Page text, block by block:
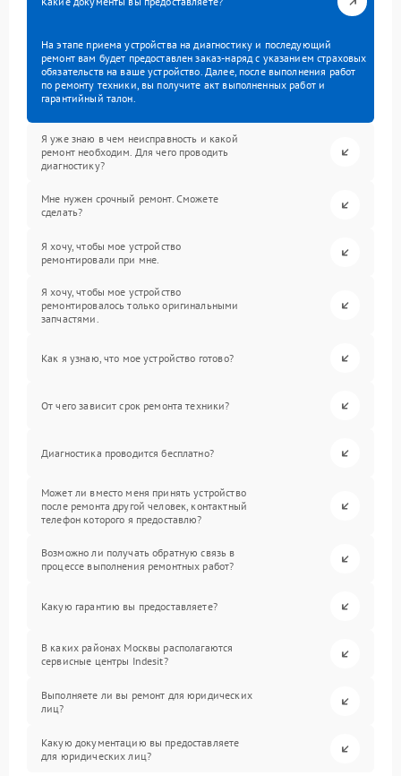
На этапе приема устройства на диагностику и последующий
ремонт вам будет предоставлен заказ-наряд с указанием страховых
обязательств на ваше устройство. Далее, после выполнения работ
по ремонту техники, вы получите акт выполненных работ и
гарантийный талон.
Я уже знаю в чем неисправность и какой
ремонт необходим. Для чего проводить
диагностику?
Мне нужен срочный ремонт. Сможете
сделать?
Я хочу, чтобы мое устройство
ремонтировали при мне.
Я хочу, чтобы мое устройство
ремонтировалось только оригинальными
запчастями.
Как я узнаю, что мое устройство готово?
От чего зависит срок ремонта техники?
Диагностика проводится бесплатно?
Может ли вместо меня принять устройство
после ремонта другой человек, контактный
телефон которого я предоставлю?
Возможно ли получать обратную связь в
процессе выполнения ремонтных работ?
Какую гарантию вы предоставляете?
В каких районах Москвы располагаются
сервисные центры Indesit?
Выполняете ли вы ремонт для юридических
лиц?
Какую документацию вы предоставляете
для юридических лиц?